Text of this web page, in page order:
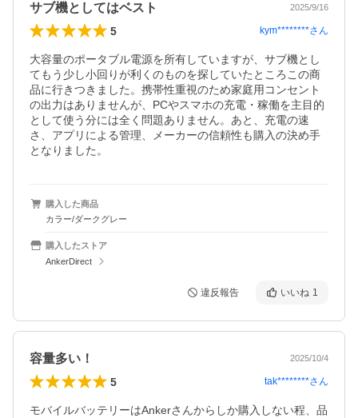
サブ機としてはベスト 2025/9/16
5 kym********さん
大容量のポータブル電源を所有していますが、サブ機とし
てもう少し小回りが利くのものを探していたところこの商
品に行きつきました。携帯性重視のため家庭用コンセント
の出力はありませんが、PCやスマホの充電・稼働を主目的
として使う分には全く問題ありません。あと、充電の速
さ、アプリによる管理、メーカーの信頼性も購入の決め手
となりました。
購入した商品
カラー/ダークグレー
購入したストア
AnkerDirect
違反報告 いいね 1
容量多い！ 2025/10/4
5 tak********さん
モバイルバッテリーはAnkerさんからしか購入しない程、品